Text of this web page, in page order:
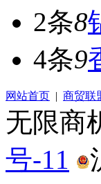
2条8
4条9
网站首页 | 商贸联
无限商
号-11